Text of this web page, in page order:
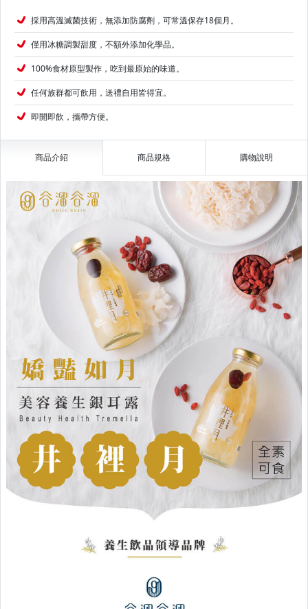
採用高溫滅菌技術，無添加防腐劑，可常溫保存18個月。
僅用冰糖調製甜度，不額外添加化學品。
100%食材原型製作，吃到最原始的味道。
任何族群都可飲用，送禮自用皆得宜。
即開即飲，攜帶方便。
商品介紹 商品規格 購物說明